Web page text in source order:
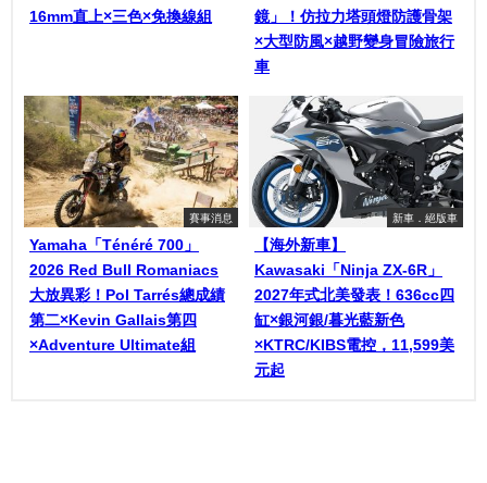
16mm直上×三色×免換線組
鏡」！仿拉力塔頭燈防護骨架
×大型防風×越野變身冒險旅行
車
賽事消息
Yamaha「Ténéré 700」
2026 Red Bull Romaniacs
大放異彩！Pol Tarrés總成績
第二×Kevin Gallais第四
×Adventure Ultimate組
新車．絕版車
【海外新車】
Kawasaki「Ninja ZX-6R」
2027年式北美發表！636cc四
缸×銀河銀/暮光藍新色
×KTRC/KIBS電控，11,599美
元起